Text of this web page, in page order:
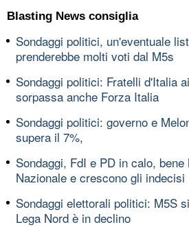
Blasting News consiglia
Sondaggi politici, un'eventuale
prenderebbe molti voti dal M5s
Sondaggi politici: Fratelli d'Italia
sorpassa anche Forza Italia
Sondaggi politici: governo e
supera il 7%,
Sondaggi, FdI e PD in calo,
Nazionale e crescono gli indecisi
Sondaggi elettorali politici: M5S
Lega Nord è in declino